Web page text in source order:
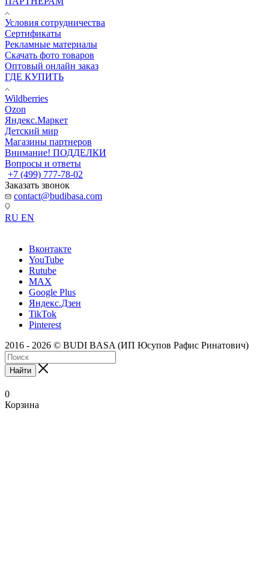
Условия сотрудничества
Сертификаты
Рекламные материалы
Скачать фото товаров
Оптовый онлайн заказ
ГДЕ КУПИТЬ
Wildberries
Ozon
Яндекс.Маркет
Детский мир
Магазины партнеров
Внимание! ПОДДЕЛКИ
Вопросы и ответы
+7 (499) 777-78-02
Заказать звонок
contact@budibasa.com
RU EN
Вконтакте
YouTube
Rutube
MAX
Google Plus
Яндекс.Дзен
TikTok
Pinterest
2016 - 2026 © BUDI BASA (ИП Юсупов Рафис Ринатович)
Найти
0
Корзина